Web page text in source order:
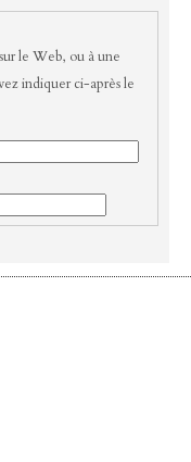
le Web, ou à une
indiquer ci-après le